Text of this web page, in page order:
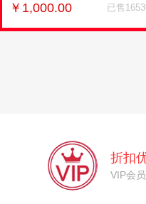
￥ 1,000.00 已售
折扣
VIP会